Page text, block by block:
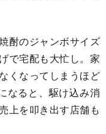
酎のジャンボサイズ
で宅配も大忙し。家
くなってしまうほど
なると、駆け込み消
上を叩き出す店舗も